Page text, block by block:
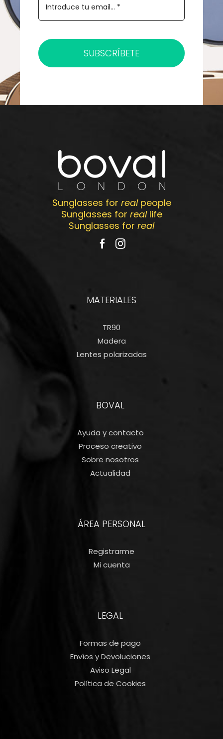
SUBSCRÍBETE
Sunglasses for realpeople
Sunglasses for reallife
Sunglasses for real
MATERIALES
TR90
Madera
Lentes polarizadas
BOVAL
Ayuda y contacto
Proceso creativo
Sobre nosotros
Actualidad
ÁREA PERSONAL
Registrarme
Mi cuenta
LEGAL
Formas de pago
Envíos y Devoluciones
Aviso Legal
Política de Cookies